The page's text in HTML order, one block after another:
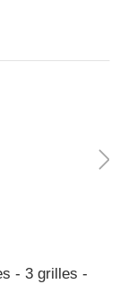
- 3 grilles -